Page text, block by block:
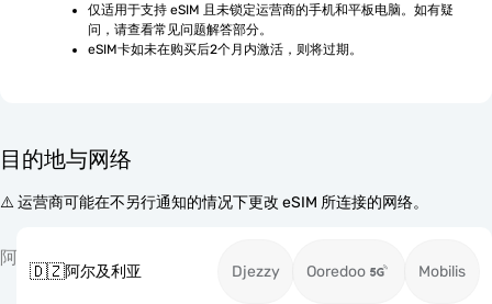
仅适用于支持 eSIM 且未锁定运营商的手机和平板电脑。如有疑
问，请查看常见问题解答部分。
eSIM卡如未在购买后2个月内激活，则将过期。
目的地与网络
⚠️ 运营商可能在不另行通知的情况下更改 eSIM 所连接的网络。
阿
🇩🇿阿尔及利亚 Djezzy Ooredoo Mobilis